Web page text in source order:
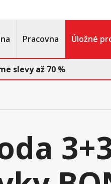
Pracovna Úložné
slevy až 70 %